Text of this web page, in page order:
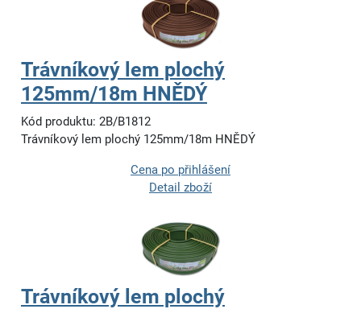
Trávníkový lem plochý
125mm/18m HNĚDÝ
Kód produktu: 2B/B1812
Trávníkový lem plochý 125mm/18m HNĚDÝ
Cena po přihlášení
Detail zboží
Trávníkový lem plochý